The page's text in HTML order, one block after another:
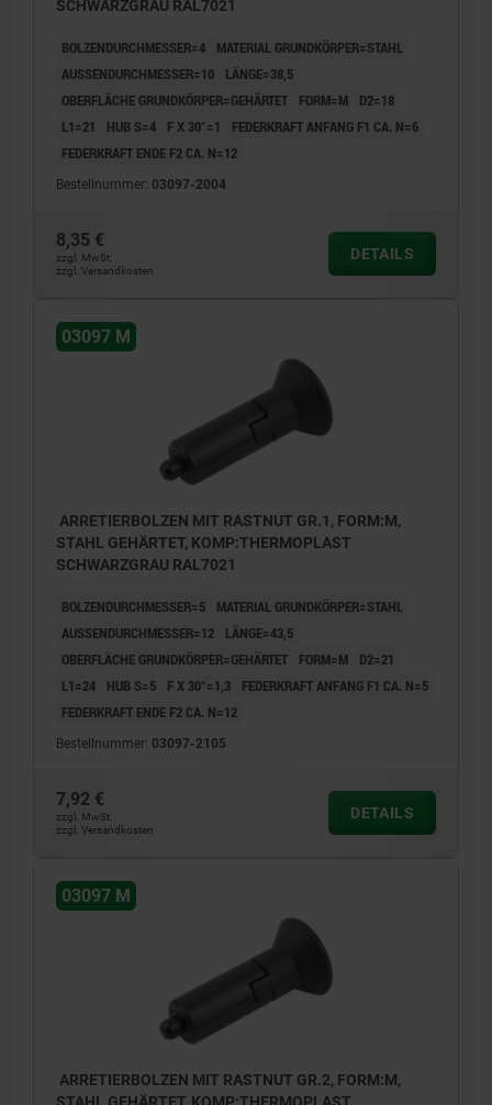
SCHWARZGRAU RAL7021
BOLZENDURCHMESSER=4
MATERIAL GRUNDKÖRPER=STAHL
AUSSENDURCHMESSER=10
LÄNGE=38,5
OBERFLÄCHE GRUNDKÖRPER=GEHÄRTET
FORM=M
D2=18
L1=21
HUB S=4 F X 30°=1
FEDERKRAFT ANFANG F1 CA. N=6
FEDERKRAFT ENDE F2 CA. N=12
Bestellnummer: 03097-2004
8,35 €
zzgl. MwSt.
zzgl. Versandkosten
DETAILS
03097 M
ARRETIERBOLZEN MIT RASTNUT GR.1, FORM:M,
STAHL GEHÄRTET, KOMP:THERMOPLAST
SCHWARZGRAU RAL7021
BOLZENDURCHMESSER=5
MATERIAL GRUNDKÖRPER=STAHL
AUSSENDURCHMESSER=12
LÄNGE=43,5
OBERFLÄCHE GRUNDKÖRPER=GEHÄRTET
FORM=M
D2=21
L1=24
HUB S=5 F X 30°=1,3
FEDERKRAFT ANFANG F1 CA. N=5
FEDERKRAFT ENDE F2 CA. N=12
Bestellnummer: 03097-2105
7,92 €
zzgl. MwSt.
zzgl. Versandkosten
DETAILS
03097 M
ARRETIERBOLZEN MIT RASTNUT GR.2, FORM:M,